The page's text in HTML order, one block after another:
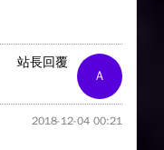
A
站長回覆
2018-12-04 00:21